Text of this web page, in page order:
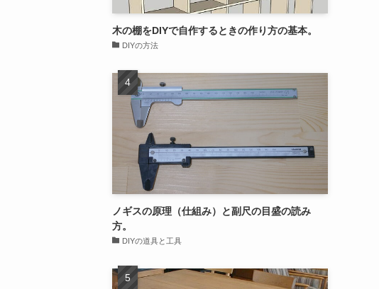
木の棚をDIYで自作するときの作り方の基本。
DIYの方法
ノギスの原理（仕組み）と副尺の目盛の読み
方。
DIYの道具と工具